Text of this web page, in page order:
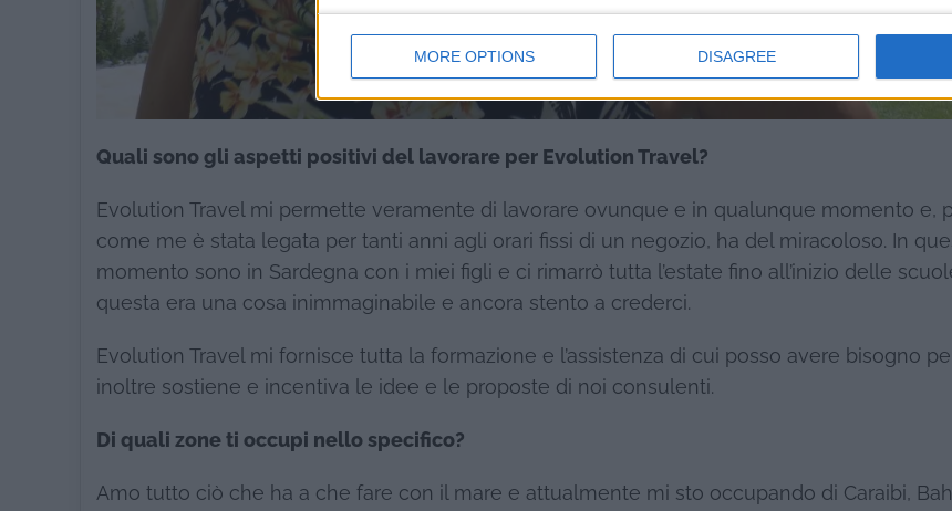
MORE OPTIONS DISAGREE
Quali sono gli aspetti positivi del lavorare per Evolution Travel?
Evolution Travel mi permette veramente di lavorare ovunque e in qualunque momento e,
come me è stata legata per tanti anni agli orari fissi di un negozio, ha del miracoloso. In
momento sono in Sardegna con i miei figli e ci rimarrò tutta l’estate fino all’inizio delle
questa era una cosa inimmaginabile e ancora stento a crederci.
Evolution Travel mi fornisce tutta la formazione e l’assistenza di cui posso avere bisogno
inoltre sostiene e incentiva le idee e le proposte di noi consulenti.
Di quali zone ti occupi nello specifico?
Amo tutto ciò che ha a che fare con il mare e attualmente mi sto occupando di Caraibi,